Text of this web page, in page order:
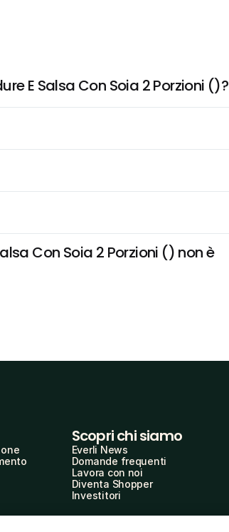
E Salsa Con Soia 2 Porzioni ()?
Con Soia 2 Porzioni () non è
Scopri chi siamo
Everli News
Domande frequenti
Lavora con noi
Diventa Shopper
Investitori